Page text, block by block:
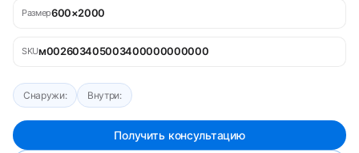
Размер600×2000
SKUм002603405003400000000000
Снаружи: Внутри:
Получить консультацию